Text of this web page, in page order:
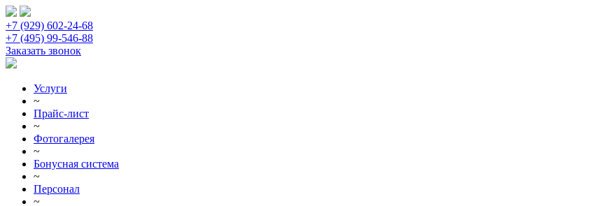
+7 (929) 602-24-68
+7 (495) 99-546-88
Заказать звонок
Услуги
~
Прайс-лист
~
Фотогалерея
~
Бонусная система
~
Персонал
~